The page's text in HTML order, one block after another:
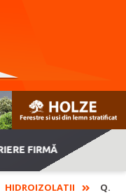
FIRMĂ
HIDROIZOLATII
Q.